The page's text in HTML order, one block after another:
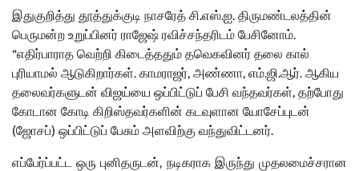
இதுகுறித்து தூத்துக்குடி நாசரேத் சி.எஸ்.ஐ. திருமண்டலத்தின்
பெருமன்ற உறுப்பினர் ராஜேஷ் ரவிச்சந்தரிடம் பேசினோம்.
“எதிர்பாராத வெற்றி கிடைத்ததும் தவெகவினர் தலை கால்
புரியாமல் ஆடுகிறார்கள். காமராஜர், அண்ணா, எம்.ஜி.ஆர். ஆகிய
தலைவர்களுடன் விஜய்யை ஒப்பிட்டுப் பேசி வந்தவர்கள், தற்போது
கோடான கோடி கிறிஸ்தவர்களின் கடவுளான யோசேப்புடன்
(ஜோசப்) ஒப்பிட்டுப் பேசும் அளவிற்கு வந்துவிட்டனர்.
எப்பேர்ப்பட்ட ஒரு புனிதருடன், நடிகராக இருந்து முதலமைச்சரான